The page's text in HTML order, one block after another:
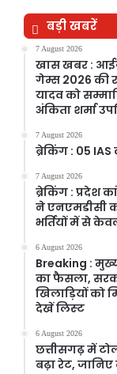
बड़ी खबरें
7 August 2026
खास खबर :
गेम्स 2026 की
यादव को
अंकिता शर्मा
7 August 2026
ब्रेकिंग : 05
7 August 2026
ब्रेकिंग : प्रदेश
ने एनएमडीसी
भर्तियों में से
6 August 2026
Breaking :
का फैसला,
खिलाड़ियों को
देखें लिस्‍ट
6 August 2026
छत्तीसगढ़ में
बढ़ा रेट,